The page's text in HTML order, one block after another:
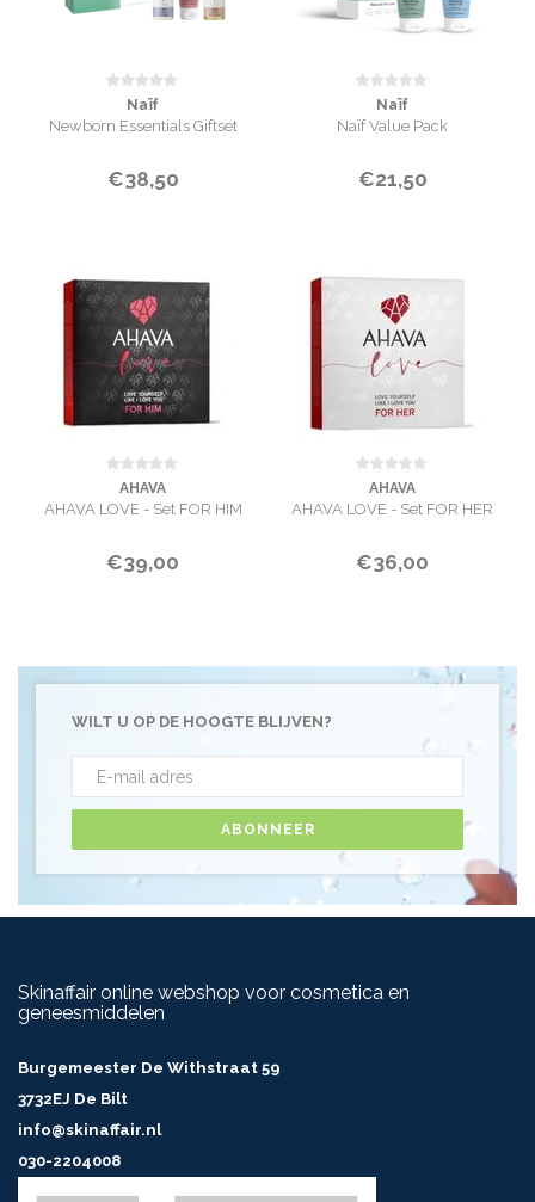
Naïf
Newborn Essentials Giftset
€38,50
Naïf
Naïf Value Pack
€21,50
AHAVA
AHAVA LOVE - Set FOR HIM
€39,00
AHAVA
AHAVA LOVE - Set FOR HER
€36,00
WILT U OP DE HOOGTE BLIJVEN?
ABONNEER
Skinaffair online webshop voor cosmetica en
geneesmiddelen
Burgemeester De Withstraat 59
3732EJ De Bilt
info@skinaffair.nl
030-2204008